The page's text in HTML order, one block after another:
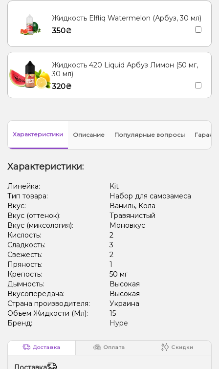
Жидкость Elfliq Watermelon (Арбуз, 30 мл)
350₴
Жидкость 420 Liquid Арбуз Лимон (50 мг,
30 мл)
320₴
Характеристики Описание Популярные вопросы
Характеристики:
Линейка:
Kit
Тип товара:
Набор для самозамеса
Вкус:
Ваниль, Кола
Вкус (оттенок):
Травянистый
Вкус (миксология):
Моновкус
Кислость:
2
Сладкость:
3
Свежесть:
2
Пряность:
1
Крепость:
50 мг
Дымность:
Высокая
Вкусопередача:
Высокая
Страна производителя:
Украина
Объем Жидкости (Мл):
15
Бренд:
Hype
Доставка Оплата Скидки